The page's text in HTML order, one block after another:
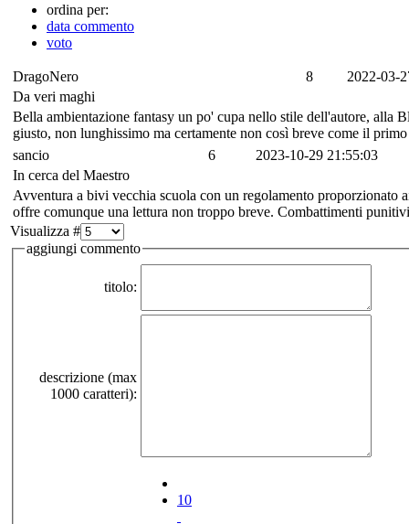
ordina per:
data commento
voto
DragoNero 8
2022-03-
Da veri maghi
Bella ambientazione fantasy un po' cupa nello stile dell'autore, alla
giusto, non lunghissimo ma certamente non così breve come il
sancio
6
2023-10-29 21:55:03
In cerca del Maestro
Avventura a bivi vecchia scuola con un regolamento proporzionato
offre comunque una lettura non troppo breve. Combattimenti
Visualizza #
aggiungi commento
titolo:
descrizione (max
1000 caratteri):
10